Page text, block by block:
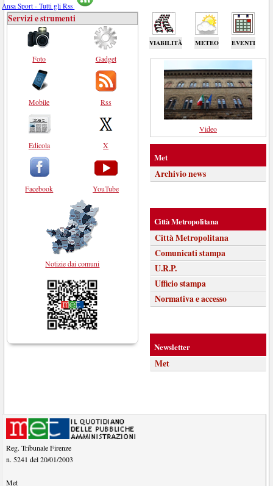
Ansa Sport - Tutti gli Rss
VIABILITÀ METEO EVENTI
Servizi e strumenti
Foto
Mobile
Edicola
Facebook
Gadget
Rss
X
YouTube
Notizie dai comuni
Video
Met
Archivio news
Città Metropolitana
Città Metropolitana
Comunicati stampa
U.R.P.
Ufficio stampa
Normativa e accesso
Newsletter
Met
Reg. Tribunale Firenze
n. 5241 del 20/01/2003
Met